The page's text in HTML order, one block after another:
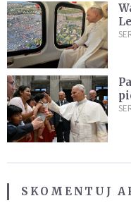
SKOMENTUJ